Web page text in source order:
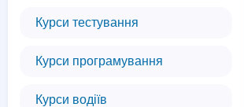
Курси тестування
Курси програмування
Курси водіїв